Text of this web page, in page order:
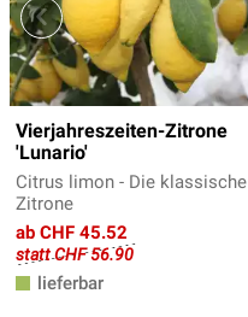
Vierjahreszeiten-Zitrone
'Lunario'
Citrus limon - Die klassische
Zitrone
ab CHF 45.52
statt CHF 56.90
lieferbar